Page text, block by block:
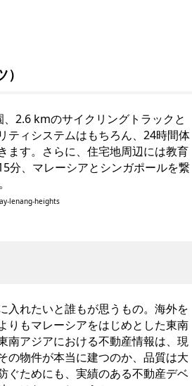
2.6 kmのサイクリングトラックと
ティシステムはもちろん、24時間体
ます。さらに、住宅地周辺には教育
分、マレーシアとシンガポールを繋
lenang-heights
入れたいと誰もが思うもの。海外を
りもマレーシアをはじめとした東南
南アジアにおける不動産情報は、現
の物件が本当に建つのか、品質は大
ぐためにも、実績のある不動産デベ